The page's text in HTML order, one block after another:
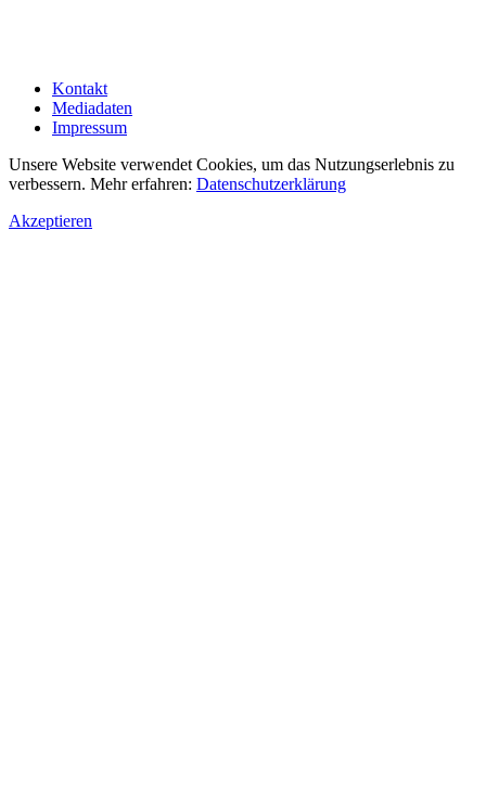
Kontakt
Mediadaten
Impressum
Unsere Website verwendet Cookies, um das Nutzungserlebnis zu
verbessern. Mehr erfahren: Datenschutzerklärung
Akzeptieren